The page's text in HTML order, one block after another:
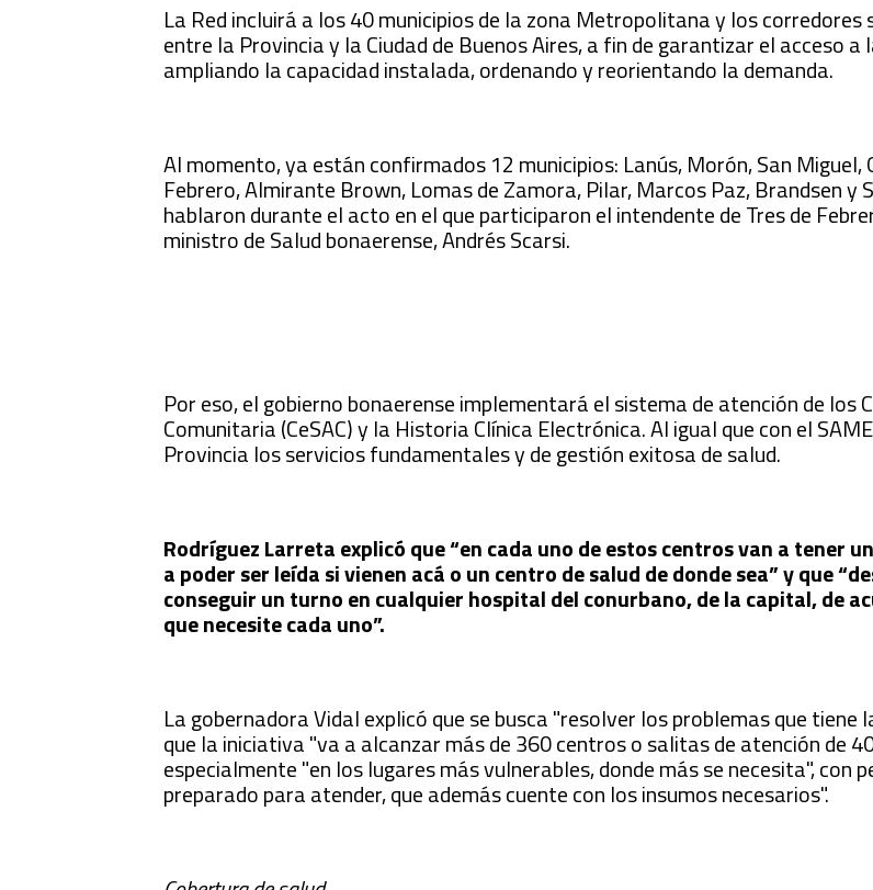
La Red incluirá a los 40 municipios de la zona Metropolitana y los
entre la Provincia y la Ciudad de Buenos Aires, a fin de garantizar el acceso
ampliando la capacidad instalada, ordenando y reorientando la demanda.
Al momento, ya están confirmados 12 municipios: Lanús, Morón, San Miguel,
Febrero, Almirante Brown, Lomas de Zamora, Pilar, Marcos Paz, Brandsen y
hablaron durante el acto en el que participaron el intendente de Tres de
ministro de Salud bonaerense, Andrés Scarsi.
Por eso, el gobierno bonaerense implementará el sistema de atención de los
Comunitaria (CeSAC) y la Historia Clínica Electrónica. Al igual que con el
Provincia los servicios fundamentales y de gestión exitosa de salud.
Rodríguez Larreta explicó que “en cada uno de estos centros van a tener
a poder ser leída si vienen acá o un centro de salud de donde sea” y que
conseguir un turno en cualquier hospital del conurbano, de la capital, de
que necesite cada uno”.
La gobernadora Vidal explicó que se busca "resolver los problemas que tiene
que la iniciativa "va a alcanzar más de 360 centros o salitas de atención de
especialmente "en los lugares más vulnerables, donde más se necesita", con
preparado para atender, que además cuente con los insumos necesarios".